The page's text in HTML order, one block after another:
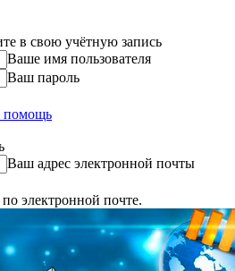
в свою учётную запись
Ваше имя пользователя
Ваш пароль
помощь
Ваш адрес электронной почты
электронной почте.